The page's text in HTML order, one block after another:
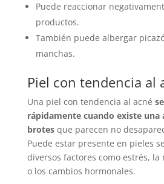
Puede reaccionar
productos.
También puede albergar
manchas.
Piel con tendencia al
Una piel con tendencia al acné
rápidamente cuando existe una
brotesque parecen no
Puede estar presente en pieles
diversos factores como estrés,
o los cambios hormonales.